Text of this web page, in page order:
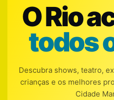
O Rio
todos
Descubra shows, teatro,
crianças e os melhores
Cidade